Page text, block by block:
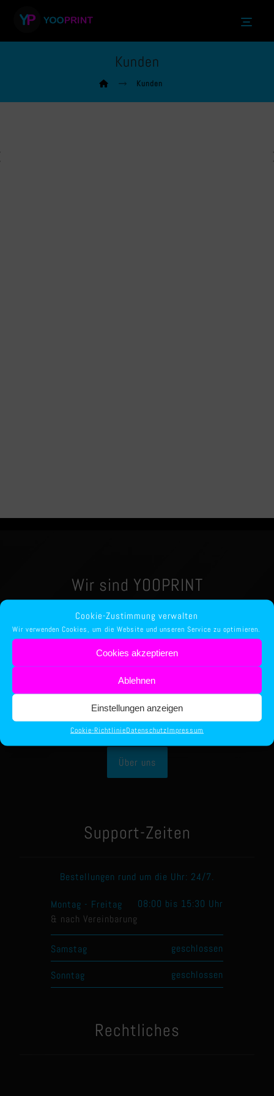
Cookie-Zustimmung verwalten
Wir verwenden Cookies, um die Website und unseren Service zu optimieren.
Cookies akzeptieren
Ablehnen
Einstellungen anzeigen
Cookie-RichtlinieDatenschutzImpressum
Kunden
Kunden
Wir sind YOOPRINT
Druckerei für alle gängigen Printmedien. Erstellung
von Druckvorlagen und Logos für Visitenkarten, Flyer,
Faltblätter, Aufkleber, Prospekte, Werbeschilder,
Briefpapier und Briefumschläge.
Über uns
Support-Zeiten
Bestellungen rund um die Uhr: 24/7.
Montag - Freitag
& nach Vereinbarung
08:00 bis 15:30 Uhr
Samstag geschlossen
Sonntag geschlossen
Rechtliches